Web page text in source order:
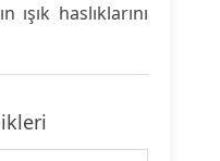
ışık haslıklarını